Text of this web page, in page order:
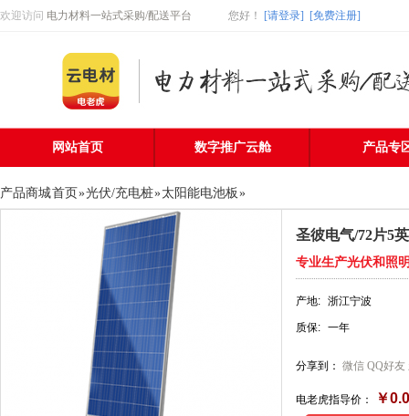
欢迎访问 电力材料一站式采购/配送平台 您好 ！ [请登录] [免费注册]
网站首页 数字推广云舱 产品专
产品商城首页»光伏/充电桩»太阳能电池板 »
圣彼电气/72片5
专业生产光伏和照
产地: 浙江宁波
质保: 一年
分享到： 微信 QQ好友
电老虎指导价： ￥